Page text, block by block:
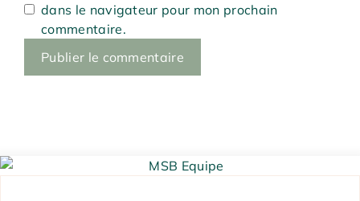
dans le navigateur pour mon prochain
commentaire.